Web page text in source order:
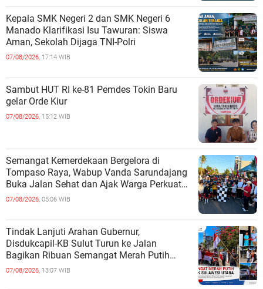
Kepala SMK Negeri 2 dan SMK Negeri 6
Manado Klarifikasi Isu Tawuran: Siswa
Aman, Sekolah Dijaga TNI-Polri
07/08/2026, 17:14 WIB
Sambut HUT RI ke-81 Pemdes Tokin Baru
gelar Orde Kiur
07/08/2026, 15:12 WIB
Semangat Kemerdekaan Bergelora di
Tompaso Raya, Wabup Vanda Sarundajang
Buka Jalan Sehat dan Ajak Warga Perkuat
Persatuan
07/08/2026, 05:06 WIB
Tindak Lanjuti Arahan Gubernur,
Disdukcapil-KB Sulut Turun ke Jalan
Bagikan Ribuan Semangat Merah Putih
kepada Masyarakat
07/08/2026, 13:07 WIB